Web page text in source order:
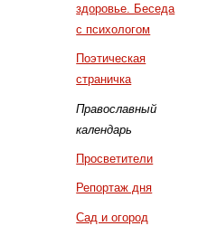
здоровье. Беседа
с психологом
Поэтическая
страничка
Православный
календарь
Просветители
Репортаж дня
Сад и огород